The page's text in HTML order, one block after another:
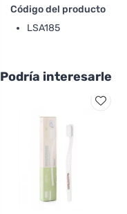
Código del producto
LSA185
Podría interesarle